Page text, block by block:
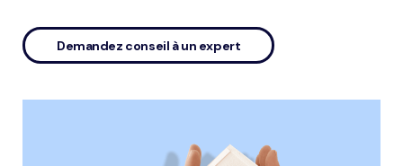
Demandez conseil à un expert